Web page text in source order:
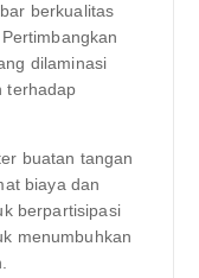
berkualitas
dilaminasi
terhadap
buatan tangan
biaya dan
berpartisipasi
menumbuhkan